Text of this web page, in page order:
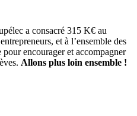
a consacré 315 K€ au
et à l’ensemble des
encourager et accompagner
Allons plus loin ensemble !